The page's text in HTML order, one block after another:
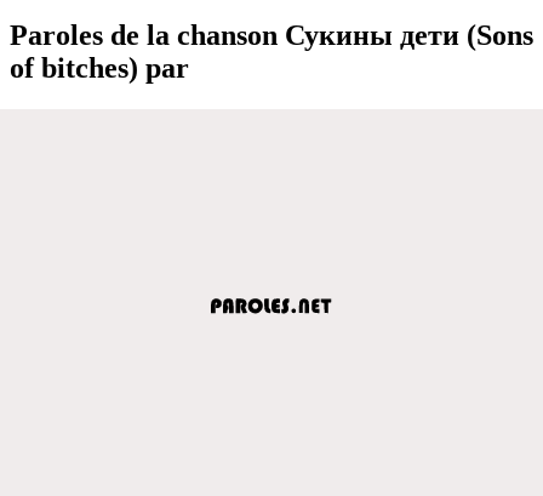
Paroles de la chanson Сукины дeти (Sons
of bitches) par